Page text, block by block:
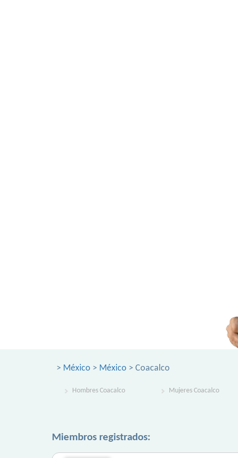
> México > México > Coacalco
Hombres Coacalco Mujeres Coacalco
Miembros registrados: